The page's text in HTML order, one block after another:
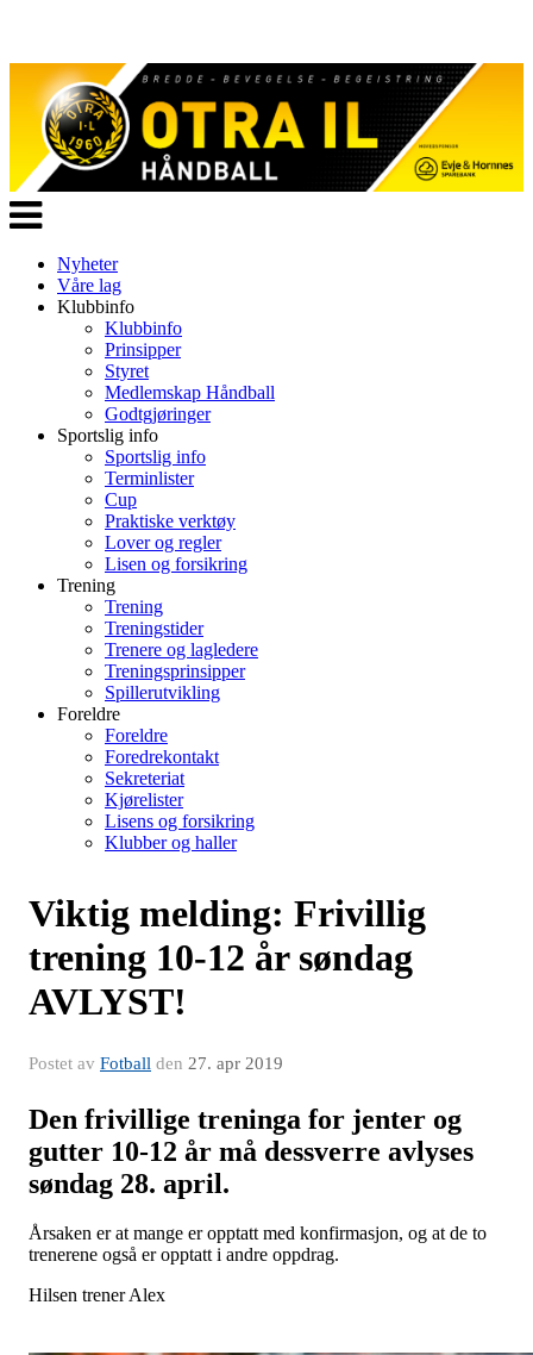
Veksle
navigasjon
Nyheter
Våre lag
Klubbinfo
Klubbinfo
Prinsipper
Styret
Medlemskap Håndball
Godtgjøringer
Sportslig info
Sportslig info
Terminlister
Cup
Praktiske verktøy
Lover og regler
Lisen og forsikring
Trening
Trening
Treningstider
Trenere og lagledere
Treningsprinsipper
Spillerutvikling
Foreldre
Foreldre
Foredrekontakt
Sekreteriat
Kjørelister
Lisens og forsikring
Klubber og haller
Viktig melding: Frivillig
trening 10-12 år søndag
AVLYST!
Postet av Fotball den 27. apr 2019
Den frivillige treninga for jenter og
gutter 10-12 år må dessverre avlyses
søndag 28. april.
Årsaken er at mange er opptatt med konfirmasjon, og at de to
trenerene også er opptatt i andre oppdrag.
Hilsen trener Alex